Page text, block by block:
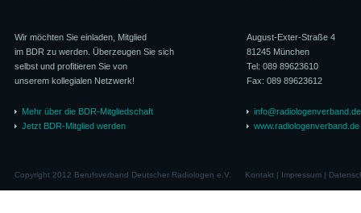
Wir möchten Sie einladen, Mitglied
im BDR zu werden. Überzeugen Sie sich
selbst und profitieren Sie von
unserem kollegialen Netzwerk!
Mehr über die BDR-Mitgliedschaft
Jetzt BDR-Mitglied werden
August-Exter-Straße 4
81245 München
Tel: 089 89623610
Fax: 089 89623612
info@radiologenverband.de
www.radiologenverband.de
Copyright 2012 Berufsverband Deutscher Radiologen e.V. Kontakt| Impressum|